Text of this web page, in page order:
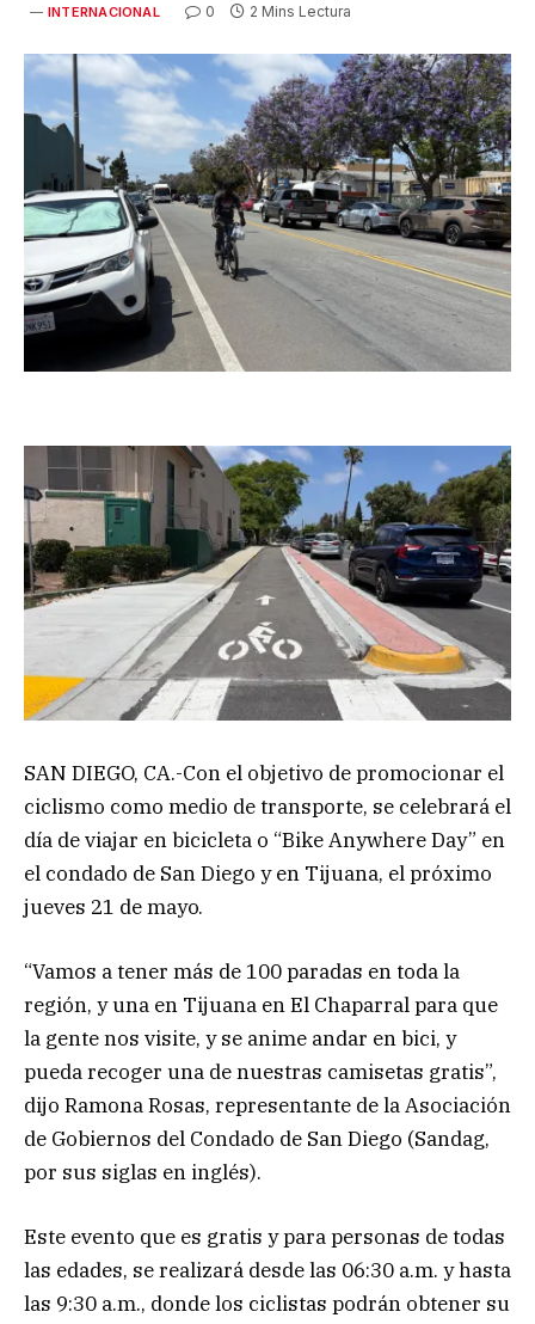
INTERNACIONAL 0 2 Mins Lectura
SAN DIEGO, CA.-Con el objetivo de promocionar el
ciclismo como medio de transporte, se celebrará el
día de viajar en bicicleta o “Bike Anywhere Day” en
el condado de San Diego y en Tijuana, el próximo
jueves 21 de mayo.
“Vamos a tener más de 100 paradas en toda la
región, y una en Tijuana en El Chaparral para que
la gente nos visite, y se anime andar en bici, y
pueda recoger una de nuestras camisetas gratis”,
dijo Ramona Rosas, representante de la Asociación
de Gobiernos del Condado de San Diego (Sandag,
por sus siglas en inglés).
Este evento que es gratis y para personas de todas
las edades, se realizará desde las 06:30 a.m. y hasta
las 9:30 a.m., donde los ciclistas podrán obtener su